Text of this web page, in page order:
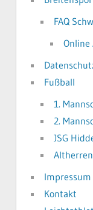
FAQ
Fußball
1.
2.
JSG
Altherren
Impressum
Kontakt